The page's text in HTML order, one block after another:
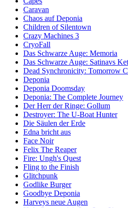
Caravan
Chaos auf Deponia
Children of Silentown
Crazy Machines 3
CryoFall
Das Schwarze Auge: Memoria
Das Schwarze Auge: Satinavs
Dead Synchronicity: Tomorrow
Deponia
Deponia Doomsday
Deponia: The Complete Journey
Der Herr der Ringe: Gollum
Destroyer: The U-Boat Hunter
Die Säulen der Erde
Edna bricht aus
Face Noir
Felix The Reaper
Fire: Ungh's Quest
Fling to the Finish
Glitchpunk
Godlike Burger
Goodbye Deponia
Harveys neue Augen